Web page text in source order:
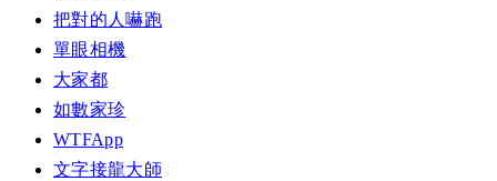
把對的人嚇跑
單眼相機
大家都
如數家珍
WTFApp
文字接龍大師